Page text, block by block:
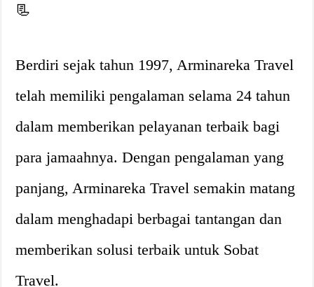
📃
Berdiri sejak tahun 1997, Arminareka Travel
telah memiliki pengalaman selama 24 tahun
dalam memberikan pelayanan terbaik bagi
para jamaahnya. Dengan pengalaman yang
panjang, Arminareka Travel semakin matang
dalam menghadapi berbagai tantangan dan
memberikan solusi terbaik untuk Sobat
Travel.